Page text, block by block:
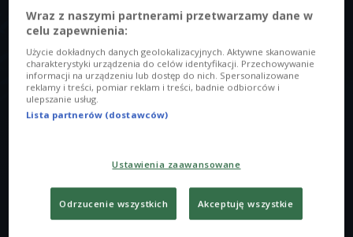
Prowadzący
Damian Sikorski
Opis
- Premiera krążka miała miejsce tok temu, ale winyl to
numerów na krążku znajdzie się także bonus track. - Mamy
tam ciekawe instrumentarium, m.in. dobro, czy banjo. Ten
numer musiał pojawić się na winylu, bo to zupełnie inaczej
Wraz z naszymi partnerami przetwarzamy dane w
celu zapewnienia:
Użycie dokładnych danych geolokalizacyjnych. Aktywne skanowanie
charakterystyki urządzenia do celów identyfikacji. Przechowywanie
informacji na urządzeniu lub dostęp do nich. Spersonalizowane
reklamy i treści, pomiar reklam i treści, badnie odbiorców i
ulepszanie usług.
Lista partnerów (dostawców)
Ustawienia zaawansowane
Odrzucenie wszystkich Akceptuję wszystkie